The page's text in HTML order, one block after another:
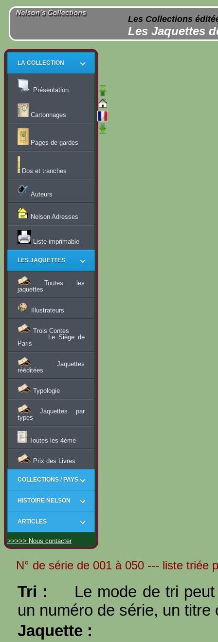
Les Collections
Les Jaquettes
LA COLLECTION
Présentation
Cartonnages
Pages de gardes
Dos et tranches
Auteurs
Nelson Adresses
Liste imprimable
LES JAQUETTES
Toutes les
jaquettes
Illustrateurs
Trois Contes
Le Siège de
Paris
Jaquettes
rééditées
Typologie
Jaquettes par
types
Toutes les 4ème
Prix des Livres
COLLECTIONS / PAYS
HISTOIRE NELSON
ARTICLES
>>>>> Nous contacter
N° de série de 001 à 050 --- liste triée
Tri :
Le mode de tri
un numéro de série, un titre
Jaquette :